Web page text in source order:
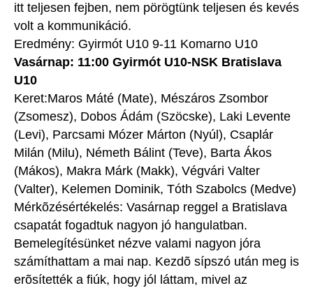
itt teljesen fejben, nem pörögtünk teljesen és kevés
volt a kommunikáció.
Eredmény: Gyirmót U10 9-11 Komarno U10
Vasárnap: 11:00 Gyirmót U10-NSK Bratislava
U10
Keret:Maros Máté (Mate), Mészáros Zsombor
(Zsomesz), Dobos Ádám (Szöcske), Laki Levente
(Levi), Parcsami Mózer Márton (Nyúl), Csaplár
Milán (Milu), Németh Bálint (Teve), Barta Ákos
(Mákos), Makra Márk (Makk), Végvári Valter
(Valter), Kelemen Dominik, Tóth Szabolcs (Medve)
Mérkõzésértékelés: Vasárnap reggel a Bratislava
csapatát fogadtuk nagyon jó hangulatban.
Bemelegítésünket nézve valami nagyon jóra
számíthattam a mai nap. Kezdõ sípszó után meg is
erõsítették a fiúk, hogy jól láttam, mivel az